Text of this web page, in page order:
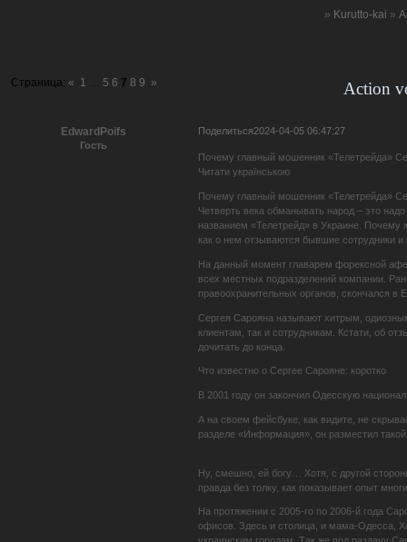
» Kurutto-kai »
Action
Страница: « 1 … 5 6 7 8 9 »
Поделиться2024-04-05 06:47:27
EdwardPoifs
Гость
Почему главный мошенник «Телетрейда»
Читати українською
Почему главный мошенник «Телетрейда»
Четверть века обманывать народ – это
названием «Телетрейд» в Украине. Почему
как о нем отзываются бывшие сотрудники
На данный момент главарем форексной
всех местных подразделений компании.
правоохранительных органов, скончался
Сергея Сарояна называют хитрым,
клиентам, так и сотрудникам. Кстати, об
дочитать до конца.
Что известно о Сергее Сарояне: коротко
В 2001 году он закончил Одесскую
А на своем фейсбуке, как видите, не
разделе «Информация», он разместил
Ну, смешно, ей богу… Хотя, с другой
правда без толку, как показывает опыт
На протяжении с 2005-го по 2006-й года
офисов. Здесь и столица, и мама-Одесса,